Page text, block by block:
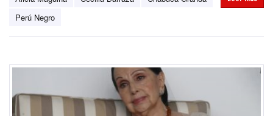
Perú Negro